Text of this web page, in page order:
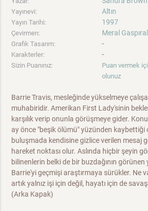
Yayınevi: Altın
Yayın Tarihi: 1997
Çevirmen: Meral
Grafik Tasarım: -
Karakterler: -
Sizin Puanınız:
Puan vermek
olunuz
Barrie Travis, mesleğinde yükselmeye
muhabiridir. Amerikan First Lady'sinin
karşılık verip onunla görüşmeye gider.
ay önce "beşik ölümü" yüzünden kaybettiği
buluşmada kendisine gizlice verilen mesaj
hareket noktası olur. Aslında hiçbir şeyin
bilinenlerin belki de bir buzdağının
Barrie'yi geçmişi araştırmaya sürükler. Ne
artık yalnız işi için değil, hayatı için de
(Arka Kapak)